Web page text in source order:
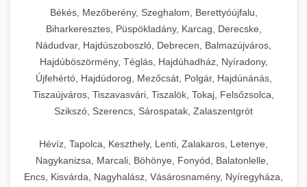
Békés, Mezőberény, Szeghalom, Berettyóújfalu,
Biharkeresztes, Püspökladány, Karcag, Derecske,
Nádudvar, Hajdúszoboszló, Debrecen, Balmazújváros,
Hajdúböszörmény, Téglás, Hajdúhadház, Nyíradony,
Újfehértó, Hajdúdorog, Mezőcsát, Polgár, Hajdúnánás,
Tiszaújváros, Tiszavasvári, Tiszalök, Tokaj, Felsőzsolca,
Szikszó, Szerencs, Sárospatak, Zalaszentgrót
Hévíz, Tapolca, Keszthely, Lenti, Zalakaros, Letenye,
Nagykanizsa, Marcali, Böhönye, Fonyód, Balatonlelle,
Encs, Kisvárda, Nagyhalász, Vásárosnamény, Nyíregyháza,